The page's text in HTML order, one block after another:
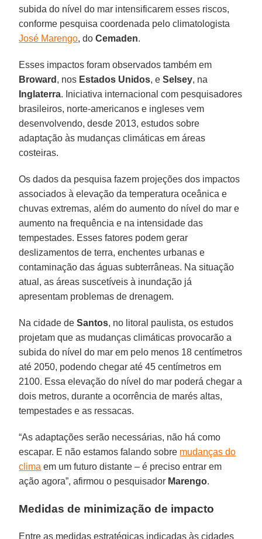
subida do nível do mar intensificarem esses riscos,
conforme pesquisa coordenada pelo climatologista
José Marengo, doCemaden.
Esses impactos foram observados também em
Broward , nos Estados Unidos, eSelsey, na
Inglaterra. Iniciativa internacional com pesquisadores
brasileiros, norte-americanos e ingleses vem
desenvolvendo, desde 2013, estudos sobre
adaptação às mudanças climáticas em áreas
costeiras.
Os dados da pesquisa fazem projeções dos impactos
associados à elevação da temperatura oceânica e
chuvas extremas, além do aumento do nível do mar e
aumento na frequência e na intensidade das
tempestades. Esses fatores podem gerar
deslizamentos de terra, enchentes urbanas e
contaminação das águas subterrâneas. Na situação
atual, as áreas suscetíveis à inundação já
apresentam problemas de drenagem.
Na cidade deSantos, no litoral paulista, os estudos
projetam que as mudanças climáticas provocarão a
subida do nível do mar em pelo menos 18 centímetros
até 2050, podendo chegar até 45 centímetros em
2100. Essa elevação do nível do mar poderá chegar a
dois metros, durante a ocorrência de marés altas,
tempestades e as ressacas.
“As adaptações serão necessárias, não há como
escapar. E não estamos falando sobre mudanças do
clima em um futuro distante – é preciso entrar em
ação agora”, afirmou o pesquisador Marengo.
Medidas de minimização de impacto
Entre as medidas estratégicas indicadas às cidades